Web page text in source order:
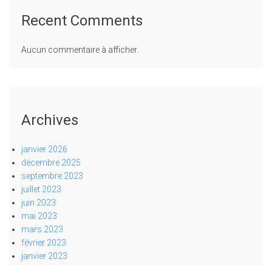
Recent Comments
Aucun commentaire à afficher.
Archives
janvier 2026
décembre 2025
septembre 2023
juillet 2023
juin 2023
mai 2023
mars 2023
février 2023
janvier 2023